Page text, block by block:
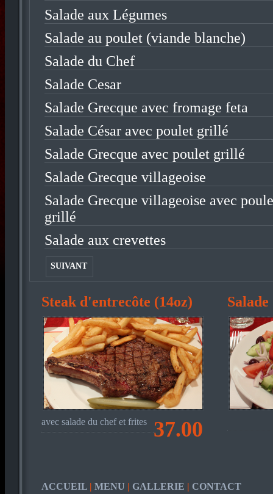
Salade aux Légumes
Salade au poulet (viande blanche)
Salade du Chef
Salade Cesar
Salade Grecque avec fromage feta
Salade César avec poulet grillé
Salade Grecque avec poulet grillé
Salade Grecque villageoise
Salade Grecque villageoise avec
grillé
Salade aux crevettes
SUIVANT
Steak d'entrecôte (14oz)
37.00
avec salade du chef et frites
ACCUEIL | MENU | GALLERIE | CONTACT